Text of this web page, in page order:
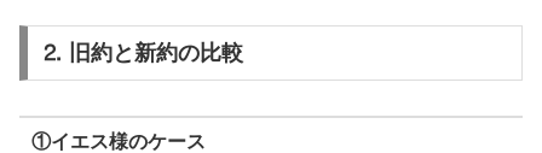
⒉ 旧約と新約の比較
①イエス様のケース